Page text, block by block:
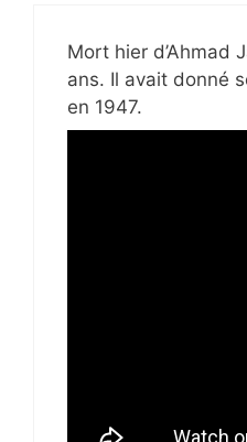
Mort hier d’Ahmad
ans. Il avait donné
en 1947.